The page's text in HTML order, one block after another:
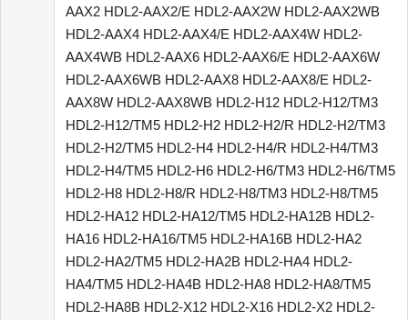
AAX2 HDL2-AAX2/E HDL2-AAX2W HDL2-AAX2WB
HDL2-AAX4 HDL2-AAX4/E HDL2-AAX4W HDL2-
AAX4WB HDL2-AAX6 HDL2-AAX6/E HDL2-AAX6W
HDL2-AAX6WB HDL2-AAX8 HDL2-AAX8/E HDL2-
AAX8W HDL2-AAX8WB HDL2-H12 HDL2-H12/TM3
HDL2-H12/TM5 HDL2-H2 HDL2-H2/R HDL2-H2/TM3
HDL2-H2/TM5 HDL2-H4 HDL2-H4/R HDL2-H4/TM3
HDL2-H4/TM5 HDL2-H6 HDL2-H6/TM3 HDL2-H6/TM5
HDL2-H8 HDL2-H8/R HDL2-H8/TM3 HDL2-H8/TM5
HDL2-HA12 HDL2-HA12/TM5 HDL2-HA12B HDL2-
HA16 HDL2-HA16/TM5 HDL2-HA16B HDL2-HA2
HDL2-HA2/TM5 HDL2-HA2B HDL2-HA4 HDL2-
HA4/TM5 HDL2-HA4B HDL2-HA8 HDL2-HA8/TM5
HDL2-HA8B HDL2-X12 HDL2-X16 HDL2-X2 HDL2-